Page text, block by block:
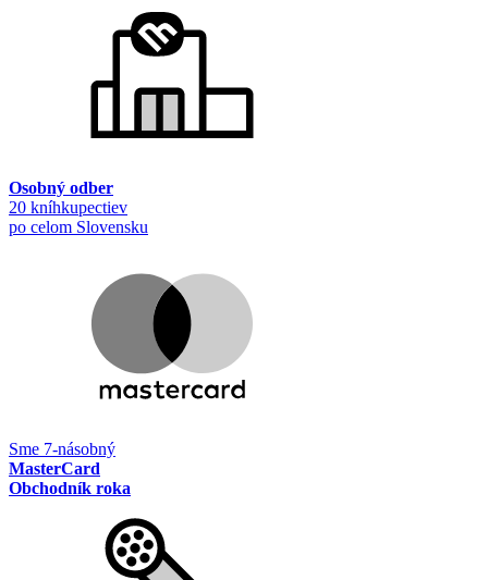
Osobný odber
20 kníhkupectiev
po celom Slovensku
Sme 7-násobný
MasterCard
Obchodník roka